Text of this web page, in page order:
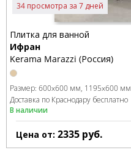
34 просмотра за 7 дней
Плитка для ванной
Ифран
Kerama Marazzi (Россия)
Размер: 600x600 мм 1195x600 мм
Доставка по Краснодару бесплатно
В наличии
Цена от: 2335 руб.